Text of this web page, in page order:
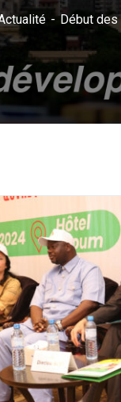
Début des